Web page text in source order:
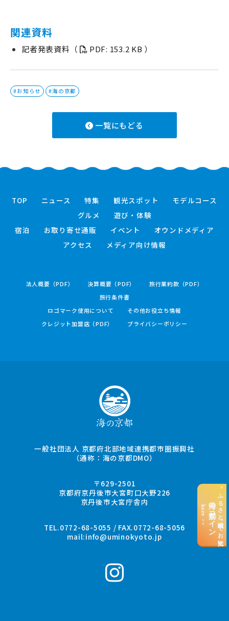
“ふるさと納税”でお支払い
海の京都コイン
here >>
関連資料
記者発表資料（ PDF: 153.2 KB ）
#お知らせ #海の京都
一覧にもどる
TOP ニュース 特集 観光スポット
モデルコース
グルメ
遊び・体験
宿泊
お取り寄せ通販 イベント
オウンドメディア
アクセス
メディア向け情報
法人概要（PDF） 決算概要（PDF）
旅行業約款（PDF）
旅行条件書
ロゴマーク使用について
その他お役立ち情報
クレジット加盟店（PDF）
プライバシーポリシー
一般社団法人 京都府北部地域連携都市圏振興社
（通称：海の京都DMO）
〒629-2501
京都府京丹後市大宮町口大野226
京丹後市大宮庁舎内
TEL.0772-68-5055 / FAX.0772-68-5056
mail:info@uminokyoto.jp